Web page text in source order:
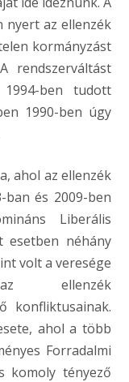
nyert az ellenzék
kormányzást
rendszerváltást
ben tudott
1990-ben úgy
ahol az ellenzék
és 2009-ben
Liberális
esetben néhány
volt a veresége
ellenzék
konfliktusainak.
ahol a több
Forradalmi
komoly tényező